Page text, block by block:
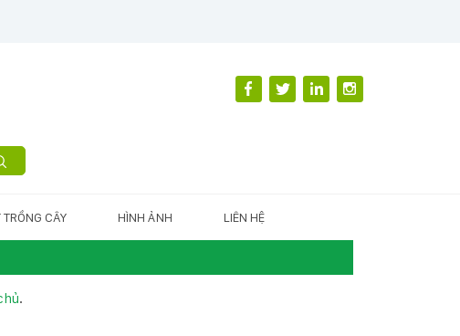
TRỒNG CÂY HÌNH ẢNH LIÊN HỆ
.